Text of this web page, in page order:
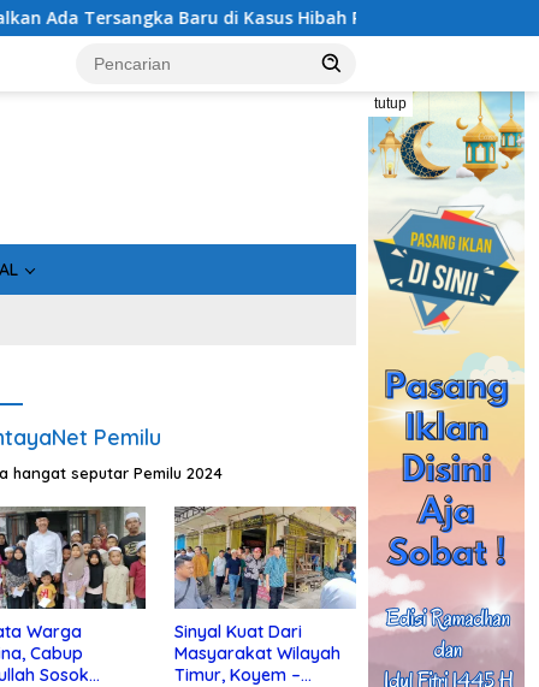
Baru di Kasus Hibah Rp40 Miliar
tutup
Pemilu
hangat seputar Pemilu 2024
Warga
Cabup
Sosok
Sinyal Kuat Dari
Masyarakat Wilayah
Timur, Koyem –